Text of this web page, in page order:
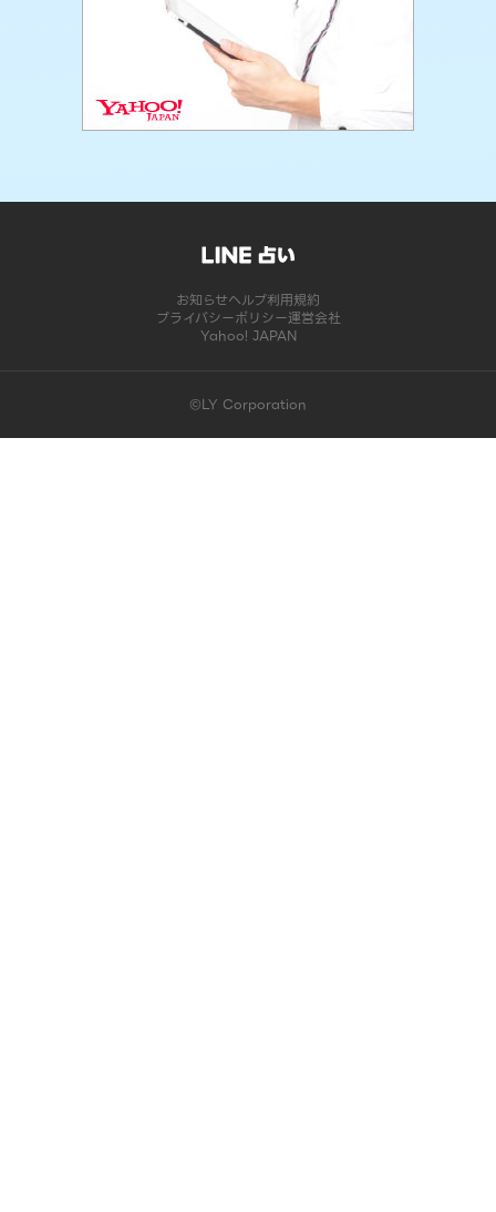
お知らせヘルプ利用規約
プライバシーポリシー運営会社
Yahoo! JAPAN
©LY Corporation
このコンテンツは掲載が終了しました | LINE占い